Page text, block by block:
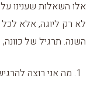
אלו השאלות שענינו
לא רק ליוגה, אלא
השנה. תרגיל של
מה אני רוצה